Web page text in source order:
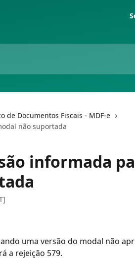
de Documentos Fiscais - MDF-e
não suportada
informada
uma versão do modal não
a rejeição 579.